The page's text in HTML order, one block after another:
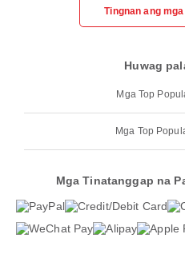
Tingnan ang
Huwag
Mga Top
Mga Top
Mga Tinatanggap na